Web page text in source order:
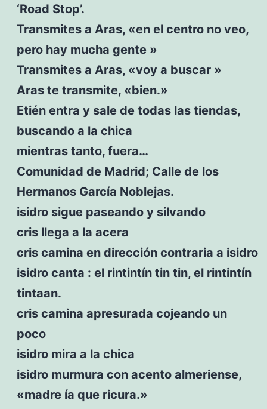
‘Road Stop’.
Transmites a Aras, «en el centro no veo,
pero hay mucha gente »
Transmites a Aras, «voy a buscar »
Aras te transmite, «bien.»
Etién entra y sale de todas las tiendas,
buscando a la chica
mientras tanto, fuera…
Comunidad de Madrid; Calle de los
Hermanos García Noblejas.
isidro sigue paseando y silvando
cris llega a la acera
cris camina en dirección contraria a isidro
isidro canta : el rintintín tin tin, el rintintín
tintaan.
cris camina apresurada cojeando un
poco
isidro mira a la chica
isidro murmura con acento almeriense,
«madre ía que ricura.»